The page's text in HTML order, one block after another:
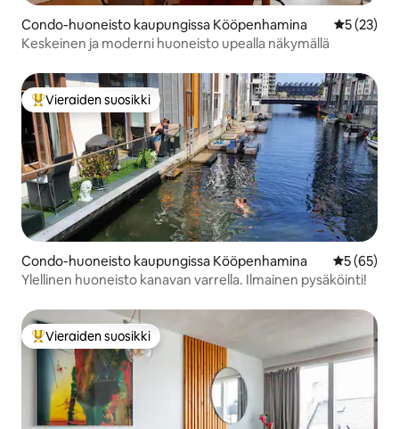
Condo-huoneisto kaupungissa Kööpenhamina
5 (23)
Keskeinen ja moderni huoneisto upealla näkymällä
Vieraiden suosikkien parhaimmistoa
Vieraiden suosikki
Condo-huoneisto kaupungissa Kööpenhamina
5 (65)
Ylellinen huoneisto kanavan varrella. Ilmainen pysäköinti!
Vieraiden suosikkien parhaimmistoa
Vieraiden suosikki